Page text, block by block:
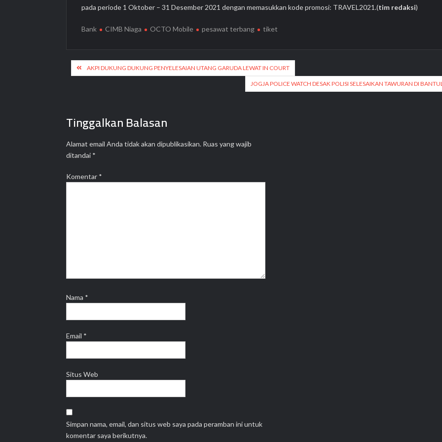
pada periode 1 Oktober – 31 Desember 2021 dengan memasukkan kode promosi: TRAVEL2021.(tim redaksi)
Bank CIMB Niaga OCTO Mobile pesawat terbang tiket
Navigasi
pos
AKPI DUKUNG DUKUNG PENYELESAIAN UTANG GARUDA LEWAT IN COURT
JOGJA POLICE WATCH DESAK POLISI SELESAIKAN TAWURAN DI
Tinggalkan Balasan
Alamat email Anda tidak akan dipublikasikan. Ruas yang wajib
ditandai *
Komentar *
Nama *
Email *
Situs Web
Simpan nama, email, dan situs web saya pada peramban ini untuk
komentar saya berikutnya.